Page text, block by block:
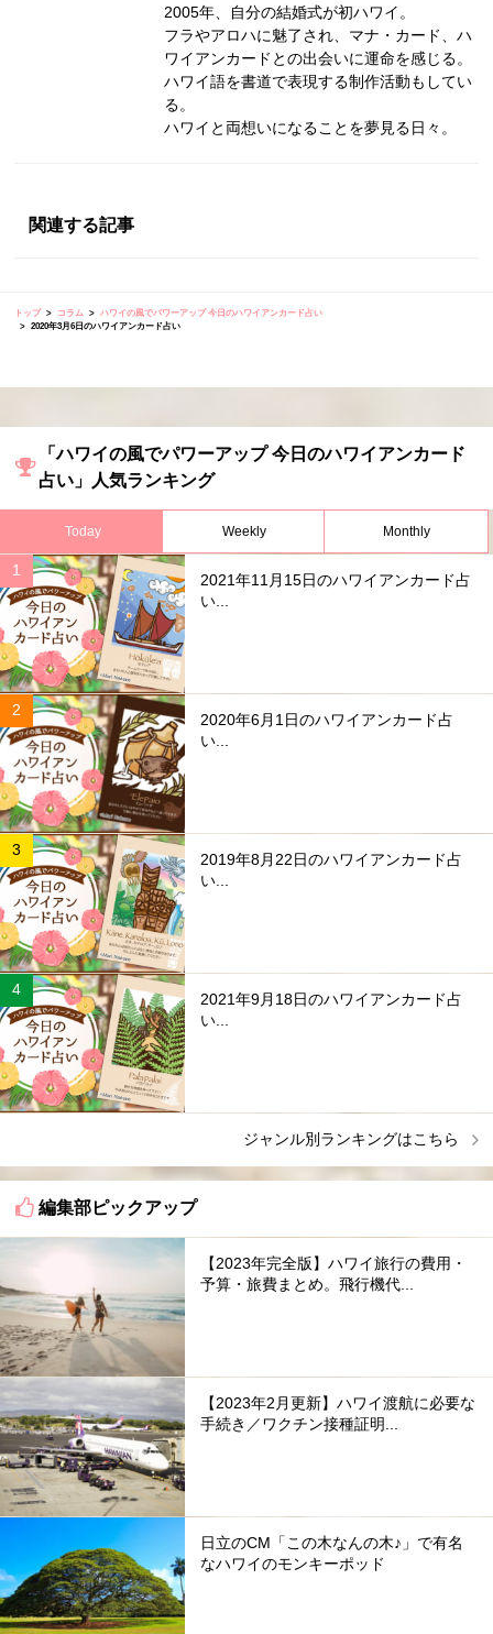
2005年、自分の結婚式が初ハワイ。
フラやアロハに魅了され、マナ・カード、ハ
ワイアンカードとの出会いに運命を感じる。
ハワイ語を書道で表現する制作活動もしてい
る。
ハワイと両想いになることを夢見る日々。
関連する記事
トップ コラム
ハワイの風でパワーアップ 今日のハワイアンカード占い
2020年3月6日のハワイアンカード占い
「ハワイの風でパワーアップ 今日のハワイアンカード
占い」人気ランキング
Today Weekly Monthly
2021年11月15日のハワイアンカード占
い...
2020年6月1日のハワイアンカード占
い...
2019年8月22日のハワイアンカード占
い...
2021年9月18日のハワイアンカード占
い...
ジャンル別ランキングはこちら
編集部ピックアップ
【2023年完全版】ハワイ旅行の費用・
予算・旅費まとめ。飛行機代...
【2023年2月更新】ハワイ渡航に必要な
手続き／ワクチン接種証明...
日立のCM「この木なんの木♪」で有名
なハワイのモンキーポッド